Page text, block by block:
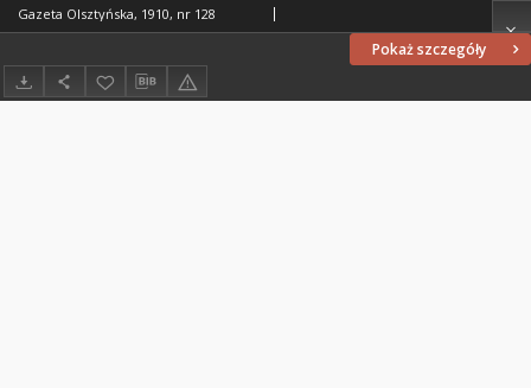
Pokaż szczegóły
Gazeta Olsztyńska, 1910, nr 128